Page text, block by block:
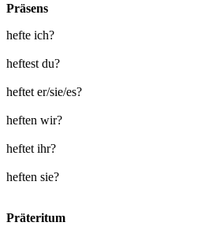
Präsens
hefte ich?
heftest du?
heftet er/sie/es?
heften wir?
heftet ihr?
heften sie?
Präteritum